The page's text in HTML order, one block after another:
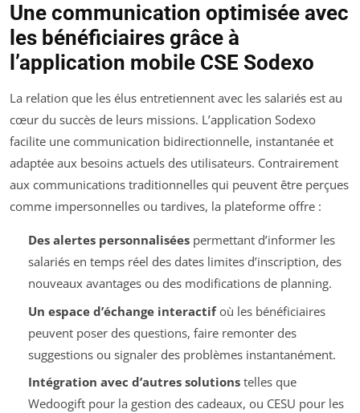
Une communication optimisée avec
les bénéficiaires grâce à
l’application mobile CSE Sodexo
La relation que les élus entretiennent avec les salariés est au
cœur du succès de leurs missions. L’application Sodexo
facilite une communication bidirectionnelle, instantanée et
adaptée aux besoins actuels des utilisateurs. Contrairement
aux communications traditionnelles qui peuvent être perçues
comme impersonnelles ou tardives, la plateforme offre :
Des alertes personnaliséespermettant d’informer les
salariés en temps réel des dates limites d’inscription, des
nouveaux avantages ou des modifications de planning.
Un espace d’échange interactifoù les bénéficiaires
peuvent poser des questions, faire remonter des
suggestions ou signaler des problèmes instantanément.
Intégration avec d’autres solutionstelles que
Wedoogift pour la gestion des cadeaux, ou CESU pour les